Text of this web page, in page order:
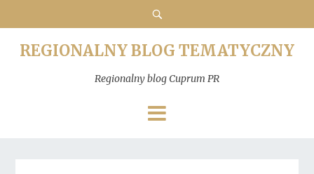
REGIONALNY BLOG TEMATYCZNY
Regionalny blog Cuprum PR